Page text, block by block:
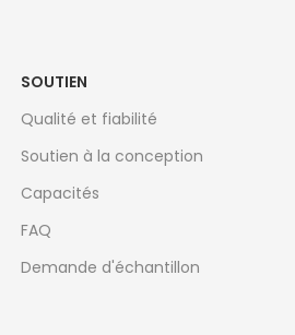
SOUTIEN
Qualité et fiabilité
Soutien à la conception
Capacités
FAQ
Demande d'échantillon